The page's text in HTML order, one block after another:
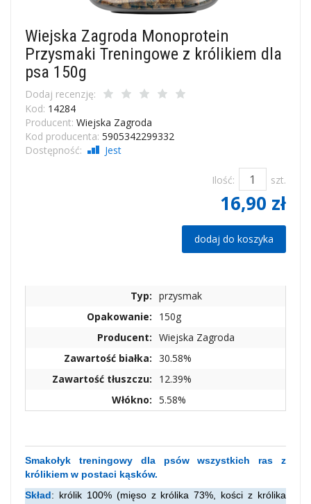
Wiejska Zagroda Monoprotein
Przysmaki Treningowe z królikiem dla
psa 150g
Dodaj recenzję:
Kod: 14284
Producent: Wiejska Zagroda
Kod producenta: 5905342299332
Dostępność:
Jest
Ilość: szt.
16,90 zł
dodaj do koszyka
Typ: przysmak
Opakowanie:
150g
Producent: Wiejska Zagroda
Zawartość białka: 30.58%
Zawartość tłuszczu:
12.39%
Włókno: 5.58%
Smakołyk treningowy dla psów wszystkich ras z
królikiem w postaci kąsków.
Skład: królik 100% (mięso z królika 73%, kości z królika